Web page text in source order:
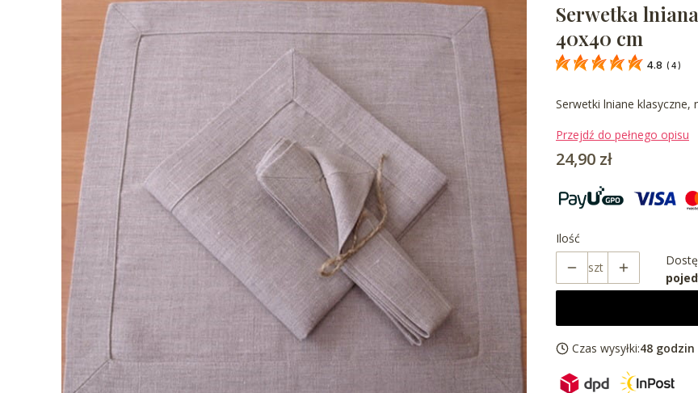
Serwetka
40x40 cm
4.8 ( 4)
Serwetki lniane klasyczne,
Przejdź do pełnego opisu
Cena
24,90 zł
Ilość
szt
Czas wysyłki:48 godzin